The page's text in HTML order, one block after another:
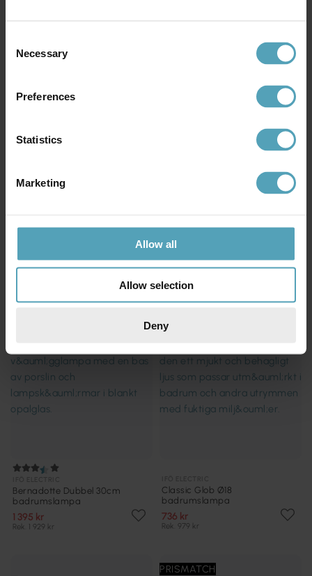
Selection
Necessary
Preferences
Statistics
Marketing
Allow all
Allow selection
Deny
1 235 kr Rek. 1 689 kr
Bernadotte Dubbel 30cm
badrumslampa
1 395 kr
Rek. 1 929 kr
PRISMATCH
Classic Glob Ø18
badrumslampa
736 kr
Rek. 979 kr
PRISMATCH